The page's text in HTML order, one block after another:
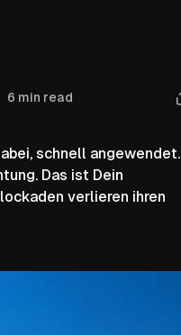
in Deinem
6 min read
schnell angewendet.
Das ist Dein
verlieren ihren